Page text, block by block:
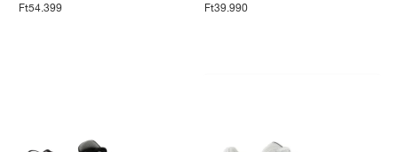
Ft54.399
Ft39.990